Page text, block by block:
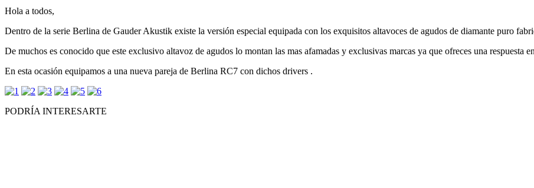
Hola a todos,
Dentro de la serie Berlina de Gauder Akustik existe la versión especial equipada con los exquisitos altavoces de agudos de diamante puro
De muchos es conocido que este exclusivo altavoz de agudos lo montan las mas afamadas y exclusivas marcas ya que ofreces una respuesta
En esta ocasión equipamos a una nueva pareja de Berlina RC7 con dichos drivers .
PODRÍA INTERESARTE